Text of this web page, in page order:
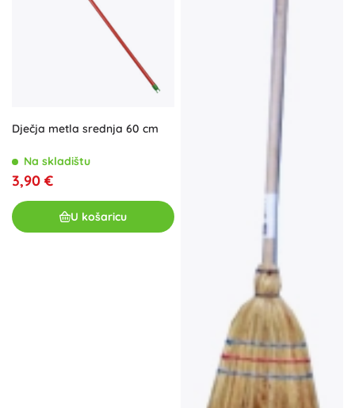
Dječja metla srednja 60 cm
Na skladištu
3,90 €
U košaricu